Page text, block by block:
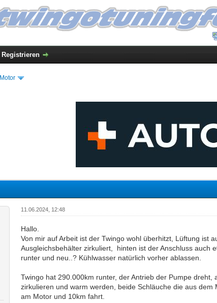
Registrieren
Motor
11.06.2024, 12:48
Hallo.
Von mir auf Arbeit ist der Twingo wohl überhitzt, Lüftung ist
Ausgleichsbehälter zirkuliert, hinten ist der Anschluss auch
runter und neu..? Kühlwasser natürlich vorher ablassen.
Twingo hat 290.000km runter, der Antrieb der Pumpe
zirkulieren und warm werden, beide Schläuche die aus
am Motor und 10km fahrt.